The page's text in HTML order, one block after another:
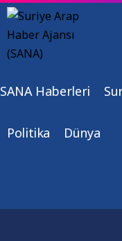
SANA Haberleri
Politika Dünya